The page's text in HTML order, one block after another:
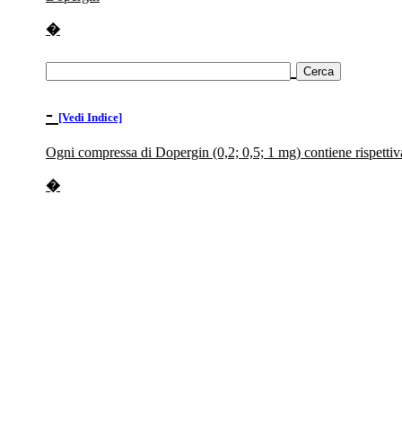
�
- [Vedi Indice]
Ogni compressa di Dopergin (0,2; 0,5; 1 mg) contiene
�